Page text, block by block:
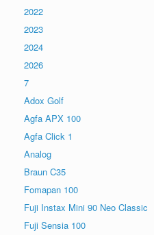
2022
2023
2024
2026
7
Adox Golf
Agfa APX 100
Agfa Click 1
Analog
Braun C35
Fomapan 100
Fuji Instax Mini 90 Neo Classic
Fuji Sensia 100